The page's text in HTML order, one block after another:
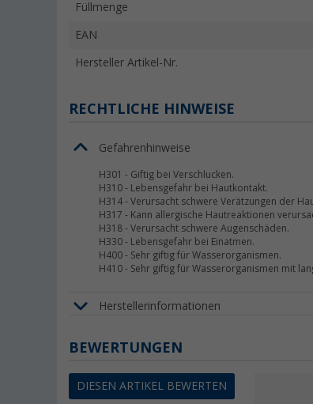
Füllmenge
EAN
Hersteller Artikel-Nr.
RECHTLICHE HINWEISE
Gefahrenhinweise
H301 - Giftig bei Verschlucken.
H310 - Lebensgefahr bei Hautkontakt.
H314 - Verursacht schwere Verätzungen der
H317 - Kann allergische Hautreaktionen
H318 - Verursacht schwere Augenschäden.
H330 - Lebensgefahr bei Einatmen.
H400 - Sehr giftig für Wasserorganismen.
H410 - Sehr giftig für Wasserorganismen mit
Herstellerinformationen
BEWERTUNGEN
DIESEN ARTIKEL BEWERTEN